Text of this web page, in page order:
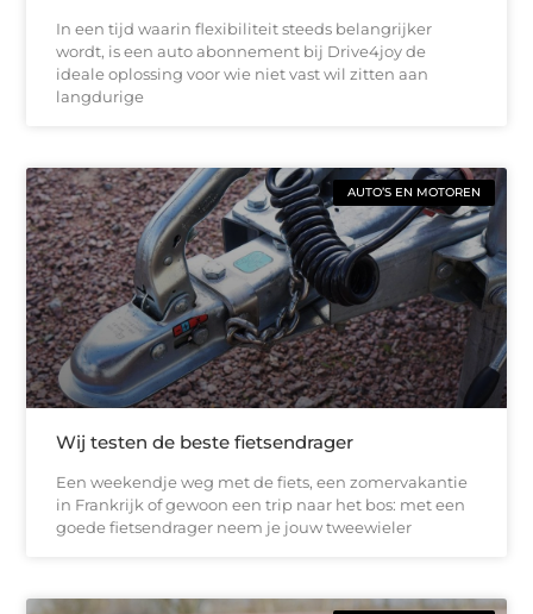
In een tijd waarin flexibiliteit steeds belangrijker
wordt, is een auto abonnement bij Drive4joy de
ideale oplossing voor wie niet vast wil zitten aan
langdurige
AUTO’S EN MOTOREN
Wij testen de beste fietsendrager
Een weekendje weg met de fiets, een zomervakantie
in Frankrijk of gewoon een trip naar het bos: met een
goede fietsendrager neem je jouw tweewieler